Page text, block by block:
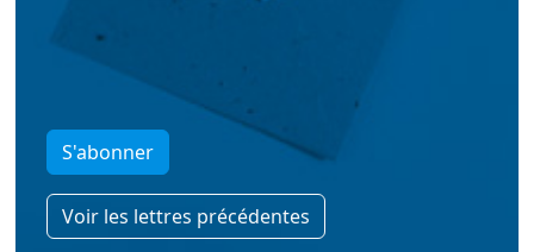
S'abonner
Voir les lettres précédentes